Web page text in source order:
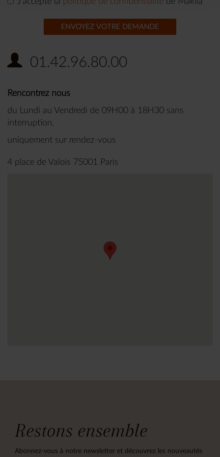
ENVOYEZ VOTRE DEMANDE
01.42.96.80.00
Rencontrez nous
du Lundi au Vendredi de 09H00 à 18H30 sans
interruption,
uniquement sur rendez-vous
4 place de Valois 75001 Paris
Restons ensemble
Abonnez-vous à notre newsletter et découvrez les nouveautés